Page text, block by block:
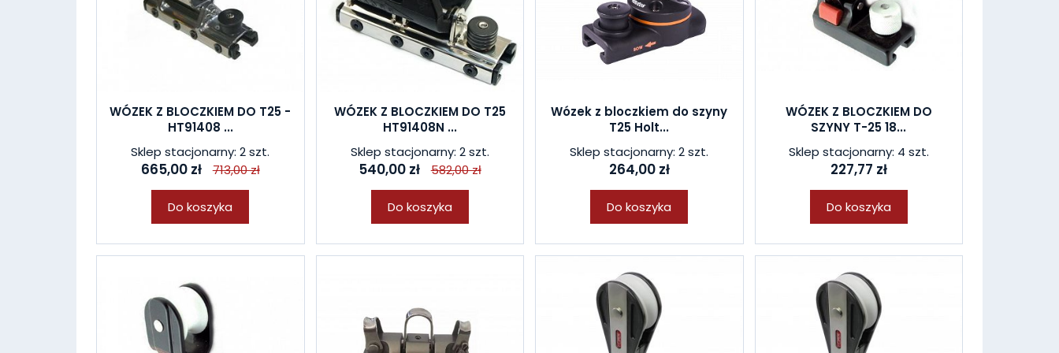
WÓZEK Z BLOCZKIEM DO T25 -
HT91408 ...
Sklep stacjonarny: 2 szt.
665,00 zł 713,00 zł
Do koszyka
WÓZEK Z BLOCZKIEM DO T25
HT91408N ...
Sklep stacjonarny: 2 szt.
540,00 zł 582,00 zł
Do koszyka
Wózek z bloczkiem do szyny
T25 Holt...
Sklep stacjonarny: 2 szt.
264,00 zł
Do koszyka
WÓZEK Z BLOCZKIEM DO
SZYNY T-25 18...
Sklep stacjonarny: 4 szt.
227,77 zł
Do koszyka